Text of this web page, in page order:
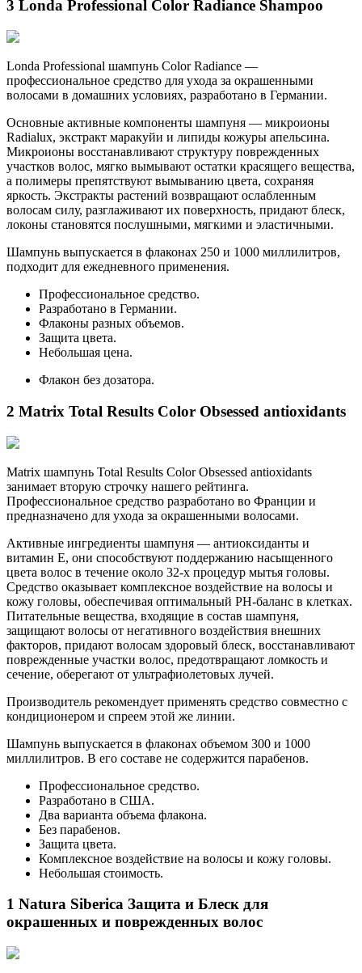
3 Londa Professional Color Radiance Shampoo
Londa Professional шампунь Color Radiance —
профессиональное средство для ухода за окрашенными
волосами в домашних условиях, разработано в Германии.
Основные активные компоненты шампуня — микроионы
Radialux, экстракт маракуйи и липиды кожуры апельсина.
Микроионы восстанавливают структуру поврежденных
участков волос, мягко вымывают остатки красящего вещества,
а полимеры препятствуют вымыванию цвета, сохраняя
яркость. Экстракты растений возвращают ослабленным
волосам силу, разглаживают их поверхность, придают блеск,
локоны становятся послушными, мягкими и эластичными.
Шампунь выпускается в флаконах 250 и 1000 миллилитров,
подходит для ежедневного применения.
Профессиональное средство.
Разработано в Германии.
Флаконы разных объемов.
Защита цвета.
Небольшая цена.
Флакон без дозатора.
2 Matrix Total Results Color Obsessed antioxidants
Matrix шампунь Total Results Color Obsessed antioxidants
занимает вторую строчку нашего рейтинга.
Профессиональное средство разработано во Франции и
предназначено для ухода за окрашенными волосами.
Активные ингредиенты шампуня — антиоксиданты и
витамин Е, они способствуют поддержанию насыщенного
цвета волос в течение около 32-х процедур мытья головы.
Средство оказывает комплексное воздействие на волосы и
кожу головы, обеспечивая оптимальный РН-баланс в клетках.
Питательные вещества, входящие в состав шампуня,
защищают волосы от негативного воздействия внешних
факторов, придают волосам здоровый блеск, восстанавливают
поврежденные участки волос, предотвращают ломкость и
сечение, оберегают от ультрафиолетовых лучей.
Производитель рекомендует применять средство совместно с
кондиционером и спреем этой же линии.
Шампунь выпускается в флаконах объемом 300 и 1000
миллилитров. В его составе не содержится парабенов.
Профессиональное средство.
Разработано в США.
Два варианта объема флакона.
Без парабенов.
Защита цвета.
Комплексное воздействие на волосы и кожу головы.
Небольшая стоимость.
1 Natura Siberica Защита и Блеск для
окрашенных и поврежденных волос